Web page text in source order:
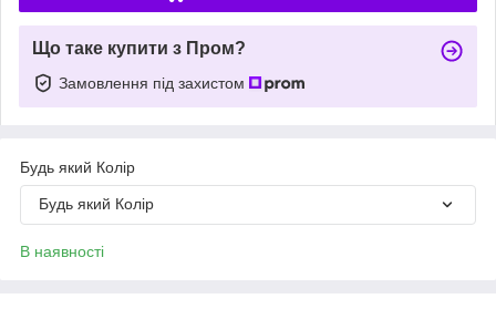
Що таке купити з Пром?
Замовлення під захистом
Будь який Колір
Будь який Колір
В наявності